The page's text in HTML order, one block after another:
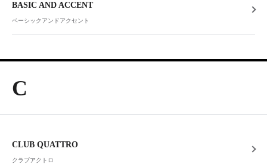
BASIC AND ACCENT
ベーシックアンドアクセント
C
CLUB QUATTRO
クラブアクトロ